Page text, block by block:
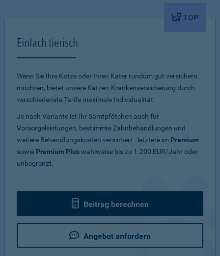
TOP
Einfach tierisch
Wenn Sie Ihre Katze oder Ihren Kater rundum gut versichern
möchten, bietet unsere Katzen-Krankenversicherung durch
verschiedenste Tarife maximale Individualität.
Je nach Variante ist Ihr Samtpfötchen auch für
Vorsorgeleistungen, bestimmte Zahnbehandlungen und
weitere Behandlungskosten versichert - letztere im Premium
sowie Premium Pluswahlweise bis zu 1.200 EUR/Jahr oder
unbegrenzt.
Beitrag berechnen
Angebot anfordern